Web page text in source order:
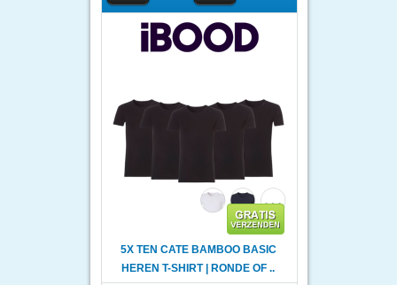
5X TEN CATE BAMBOO BASIC
HEREN T-SHIRT | RONDE OF ..